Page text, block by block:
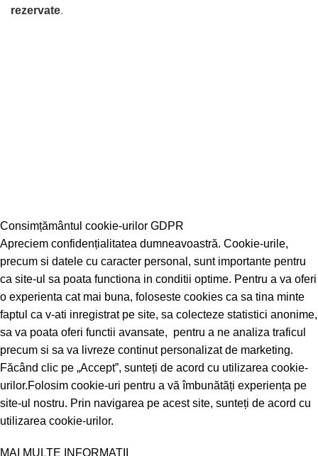
rezervate.
Consimțământul cookie-urilor GDPR
Apreciem confidențialitatea dumneavoastră. Cookie-urile,
precum si datele cu caracter personal, sunt importante pentru
ca site-ul sa poata functiona in conditii optime. Pentru a va oferi
o experienta cat mai buna, foloseste cookies ca sa tina minte
faptul ca v-ati inregistrat pe site, sa colecteze statistici anonime,
sa va poata oferi functii avansate, pentru a ne analiza traficul
precum si sa va livreze continut personalizat de marketing.
Făcând clic pe „Accept”, sunteți de acord cu utilizarea cookie-
urilor.Folosim cookie-uri pentru a vă îmbunătăți experiența pe
site-ul nostru. Prin navigarea pe acest site, sunteți de acord cu
utilizarea cookie-urilor.
MAI MULTE INFORMATII